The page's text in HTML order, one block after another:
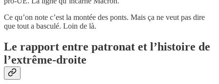
Ce qu’on note c’est la montée des ponts. Mais ça ne veut pas dire
que tout a basculé. Loin de là.
Le rapport entre patronat et l’histoire de
l’extrême-droite